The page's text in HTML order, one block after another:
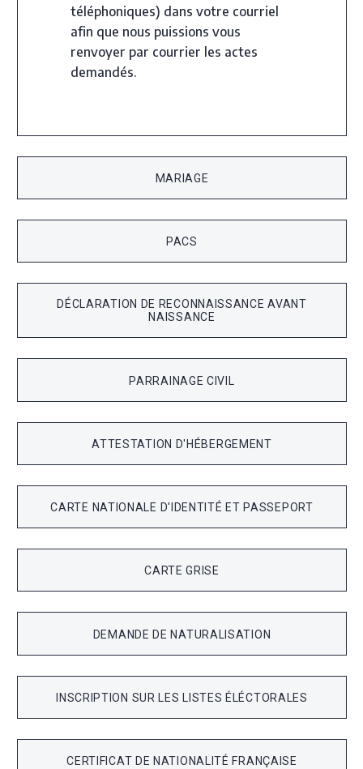
téléphoniques) dans votre courriel
afin que nous puissions vous
renvoyer par courrier les actes
demandés.
MARIAGE
PACS
DÉCLARATION DE RECONNAISSANCE AVANT
NAISSANCE
PARRAINAGE CIVIL
ATTESTATION D'HÉBERGEMENT
CARTE NATIONALE D'IDENTITÉ ET PASSEPORT
CARTE GRISE
DEMANDE DE NATURALISATION
INSCRIPTION SUR LES LISTES ÉLÉCTORALES
CERTIFICAT DE NATIONALITÉ FRANÇAISE